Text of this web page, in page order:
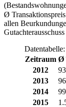
Ø
allen
Zeitraum Ø
2012
2013
2014
2015